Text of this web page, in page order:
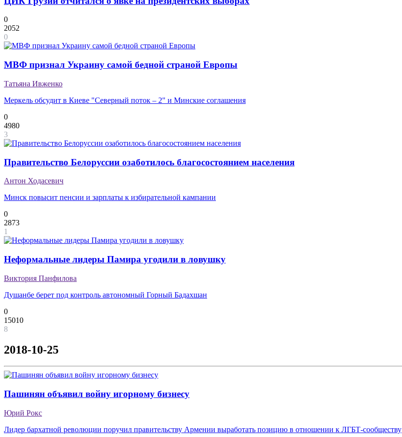
0
2052
0
МВФ признал Украину самой бедной страной Европы
Татьяна Ивженко
Меркель обсудит в Киеве "Северный поток – 2" и Минские соглашения
0
4980
3
Правительство Белоруссии озаботилось благосостоянием населения
Антон Ходасевич
Минск повысит пенсии и зарплаты к избирательной кампании
0
2873
1
Неформальные лидеры Памира угодили в ловушку
Виктория Панфилова
Душанбе берет под контроль автономный Горный Бадахшан
0
15010
8
2018-10-25
Пашинян объявил войну игорному бизнесу
Юрий Рокс
Лидер бархатной революции поручил правительству Армении выработать позицию в отношении к ЛГБТ-сообществу